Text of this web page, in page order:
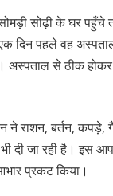
सोढ़ी के घर पहुँचे
दिन पहले वह
अस्पताल से ठीक
ने राशन, बर्तन,
दी जा रही है। इस
प्रकट किया।